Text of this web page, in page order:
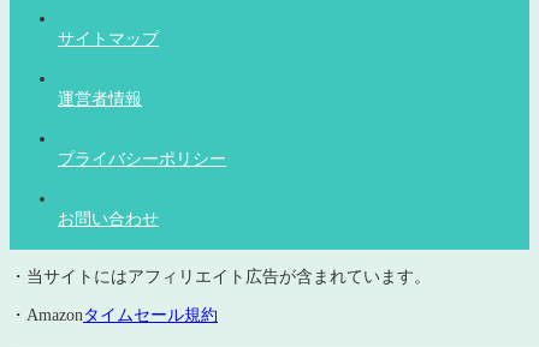
サイトマップ
運営者情報
プライバシーポリシー
お問い合わせ
・当サイトにはアフィリエイト広告が含まれています。
・Amazonタイムセール規約